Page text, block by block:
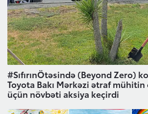
Xüsusi servis kampaniyası
Toyota Kasko
Zəmanət
Ehtiyat hissələri və aksesuarlar
Korporativ təklif
Korporativ təklif
Ümumi mülkiyyət dəyəri
Toyota dünyası
Toyota haqqında
Broşur sifariş etmək
#SıfırınÖtəsində (Beyond Zero)
Toyota Bakı Mərkəzi ətraf mühitin
üçün növbəti aksiya keçirdi